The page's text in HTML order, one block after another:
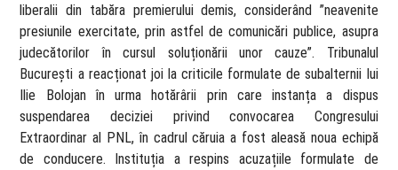
liberalii din tabăra premierului demis, considerând ”neavenite
presiunile exercitate, prin astfel de comunicări publice, asupra
judecătorilor în cursul soluționării unor cauze”. Tribunalul
București a reacționat joi la criticile formulate de subalternii lui
Ilie Bolojan în urma hotărârii prin care instanța a dispus
suspendarea deciziei privind convocarea Congresului
Extraordinar al PNL, în cadrul căruia a fost aleasă noua echipă
de conducere. Instituția a respins acuzațiile formulate de